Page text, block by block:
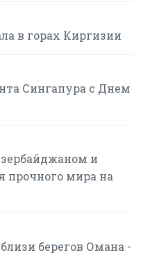
в горах Киргизии
Сингапура с Днем
и
прочного мира на
берегов Омана -